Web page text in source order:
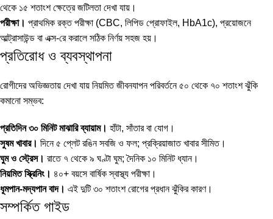
থেকে ১৫ শতাংশ ক্ষেত্রে জটিলতা দেখা যায়।
পরীক্ষা। প্রাথমিক রক্ত পরীক্ষা (CBC, লিপিড প্রোফাইল, HbA1c), প্রয়োজনে
আল্ট্রাসাউন্ড বা এক্স-রে করালে সঠিক নির্ণয় সহজ হয়।
প্রতিরোধ ও ব্যবস্থাপনা
রোগীদের অভিজ্ঞতায় দেখা যায় নিয়মিত জীবনযাপন পরিবর্তনে ৫০ থেকে ৭০ শতাংশ ঝুঁকি
কমানো সম্ভব:
প্রতিদিন ৩০ মিনিট মাঝারি ব্যায়াম। হাঁটা, সাঁতার বা যোগ।
সুষম খাবার। দিনে ৫ প্লেট রঙিন সবজি ও ফল; প্রক্রিয়াজাত খাবার সীমিত।
ঘুম ও স্ট্রেস। রাতে ৭ থেকে ৯ ঘণ্টা ঘুম; দৈনিক ১০ মিনিট ধ্যান।
নিয়মিত স্ক্রিনিং। ৪০+ বয়সে বার্ষিক স্বাস্থ্য পরীক্ষা।
ধূমপান-মদ্যপান বাদ। এই দুটি ৩০ শতাংশ রোগের প্রধান ঝুঁকির কারণ।
সম্পর্কিত গাইড